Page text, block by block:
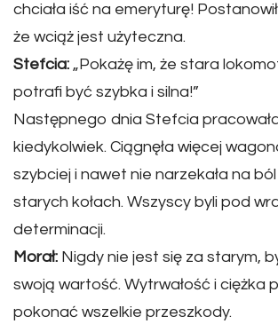
chciała iść na emeryturę!
że wciąż jest użyteczna.
Stefcia: „Pokażę im, że stara
potrafi być szybka i silna!”
Następnego dnia Stefcia
kiedykolwiek. Ciągnęła więcej
szybciej i nawet nie narzekała na
starych kołach. Wszyscy byli pod
determinacji.
Morał: Nigdy nie jest się za starym,
swoją wartość. Wytrwałość i ciężka
pokonać wszelkie przeszkody.